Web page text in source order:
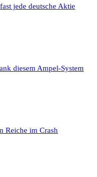
jede deutsche Aktie
diesem Ampel-System
Reiche im Crash